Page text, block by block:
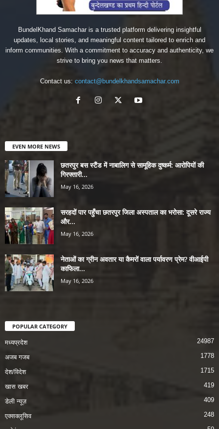
BundelKhand Samachar is a trusted platform delivering insightful
updates, local stories, and meaningful content tailored to enrich and
inform communities. With a commitment to accuracy and authenticity, we
strive to bring you news that matters.
Contact us: contact@bundelkhandsamachar.com
EVEN MORE NEWS
छतरपुर बस स्टैंड में नाबालिग से सामूहिक दुष्कर्म: आरोपियों की
गिरफ्तारी...
May 16, 2026
सरहदों पार पहुँचा छतरपुर जिला अस्पताल का भरोसा: दूसरे राज्य
और...
May 16, 2026
नेताओं का ग्रीन अवतार या कैमरों वाला पर्यावरण प्रेम? वीआईपी
काफिला...
May 16, 2026
POPULAR CATEGORY
मध्यप्रदेश 24987
अजब गजब 1778
देश/विदेश 1715
खास खबर 419
डेली न्यूज़ 409
एक्सक्लूसिव 248